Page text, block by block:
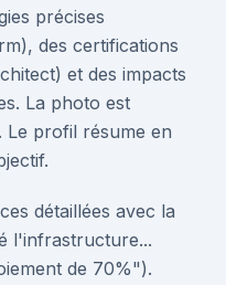
précises
des certifications
et des impacts
La photo est
Le profil résume en
détaillées avec la
l'infrastructure...
de 70%").